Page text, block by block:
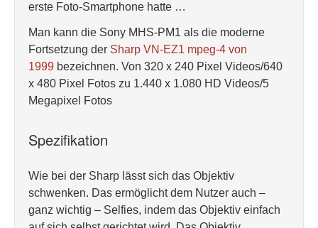
erste Foto-Smartphone hatte …
Man kann die Sony MHS-PM1 als die moderne
Fortsetzung der Sharp VN-EZ1 mpeg-4 von
1999 bezeichnen. Von 320 x 240 Pixel Videos/640
x 480 Pixel Fotos zu 1.440 x 1.080 HD Videos/5
Megapixel Fotos
Spezifikation
Wie bei der Sharp lässt sich das Objektiv
schwenken. Das ermöglicht dem Nutzer auch –
ganz wichtig – Selfies, indem das Objektiv einfach